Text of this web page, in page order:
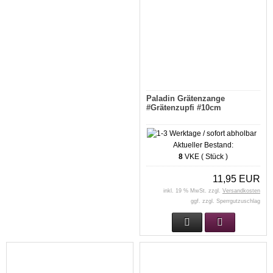
Paladin Grätenzange
#Grätenzupfi #10cm
Aktueller Bestand:
8 VKE ( Stück )
11,95 EUR
inkl. 19 % MwSt. zzgl. Versandkosten
ggf. zzgl. Sperrgutzuschlag